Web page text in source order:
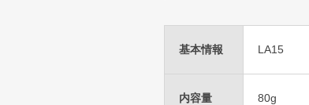
基本情報 LA15
内容量 80g